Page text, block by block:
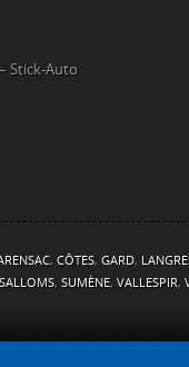
Stick-Auto
, CÔTES, GARD,
SALLOMS, SUMÈNE, VALLESPIR,